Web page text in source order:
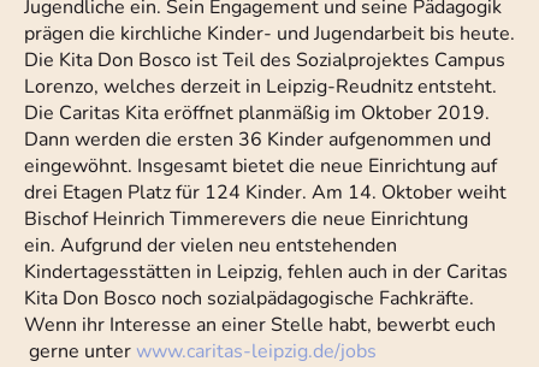
Jugendliche ein. Sein Engagement und seine Pädagogik
prägen die kirchliche Kinder- und Jugendarbeit bis heute.
Die Kita Don Bosco ist Teil des Sozialprojektes Campus
Lorenzo, welches derzeit in Leipzig-Reudnitz entsteht.
Die Caritas Kita eröffnet planmäßig im Oktober 2019.
Dann werden die ersten 36 Kinder aufgenommen und
eingewöhnt. Insgesamt bietet die neue Einrichtung auf
drei Etagen Platz für 124 Kinder. Am 14. Oktober weiht
Bischof Heinrich Timmerevers die neue Einrichtung
ein. Aufgrund der vielen neu entstehenden
Kindertagesstätten in Leipzig, fehlen auch in der Caritas
Kita Don Bosco noch sozialpädagogische Fachkräfte.
Wenn ihr Interesse an einer Stelle habt, bewerbt euch
gerne unterwww.caritas-leipzig.de/jobs